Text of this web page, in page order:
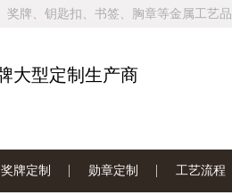
牌、钥匙扣、书签、胸章等金属工艺品
大型定制生产商
奖牌定制 勋章定制 工艺流程